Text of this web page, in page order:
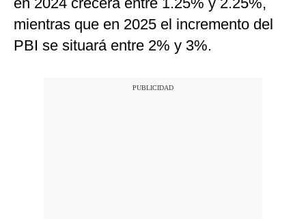
mientras que en 2025 el incremento del
PBI se situará entre 2% y 3%.